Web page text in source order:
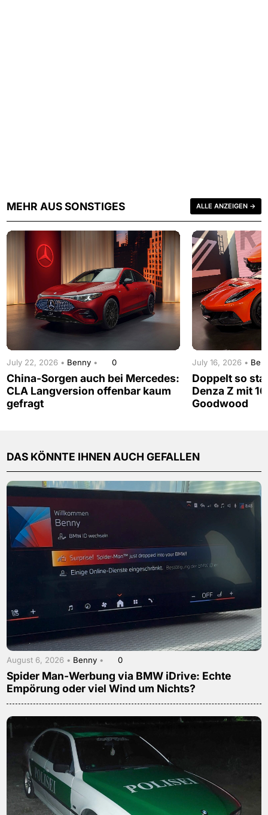
MEHR AUS SONSTIGES ALLE ANZEIGEN →
July 22, 2026 • Benny • 0
China-Sorgen auch bei Mercedes:
CLA Langversion offenbar kaum
gefragt
July 16, 2026 •
Doppelt so
Denza Z mit
Goodwood
DAS KÖNNTE IHNEN AUCH GEFALLEN
August 6, 2026 • Benny • 0
Spider Man-Werbung via BMW iDrive: Echte
Empörung oder viel Wind um Nichts?